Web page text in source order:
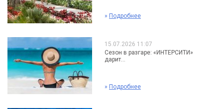
» Подробнее
15.07.2026 11:07
Сезон в разгаре: «ИНТЕРСИТИ»
дарит...
» Подробнее